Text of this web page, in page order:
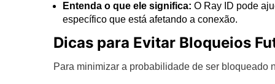
Entenda o que ele significa: O Ray ID pode
específico que está afetando a conexão.
Dicas para Evitar Bloqueios
Para minimizar a probabilidade de ser bloqueado